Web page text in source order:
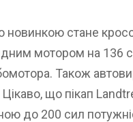
стане
мотором на 136
Також
що пікап
до 200 сил